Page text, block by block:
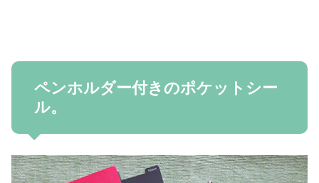
ペンホルダー付きのポケットシー
ル。